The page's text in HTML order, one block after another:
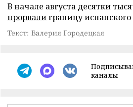
В начале августа десятки
прорвалиграницу испанского
Текст: Валерия Городецкая
каналы